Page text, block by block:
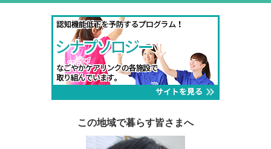
この地域で暮らす皆さまへ